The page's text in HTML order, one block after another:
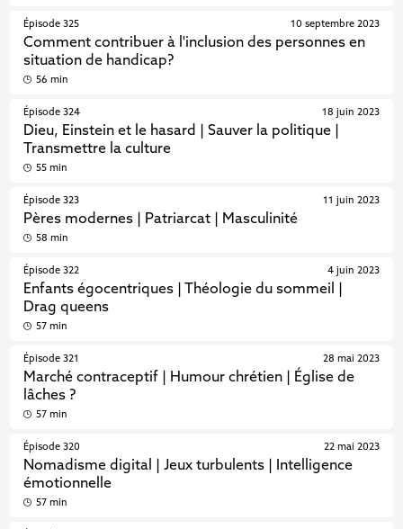
Épisode 325
Comment contribuer à l'inclusion des personnes en
situation de handicap?
10 septembre 2023
56 min
Épisode 324
Dieu, Einstein et le hasard | Sauver la politique |
Transmettre la culture
18 juin 2023
55 min
Épisode 323
Pères modernes | Patriarcat | Masculinité
11 juin 2023
58 min
Épisode 322
Enfants égocentriques | Théologie du sommeil |
Drag queens
4 juin 2023
57 min
Épisode 321
Marché contraceptif | Humour chrétien | Église de
lâches ?
28 mai 2023
57 min
Épisode 320
Nomadisme digital | Jeux turbulents | Intelligence
émotionnelle
22 mai 2023
57 min